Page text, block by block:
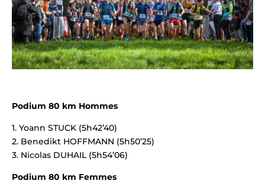
Podium 80 km Hommes
1. Yoann STUCK (5h42’40)
2. Benedikt HOFFMANN (5h50’25)
3. Nicolas DUHAIL (5h54’06)
Podium 80 km Femmes